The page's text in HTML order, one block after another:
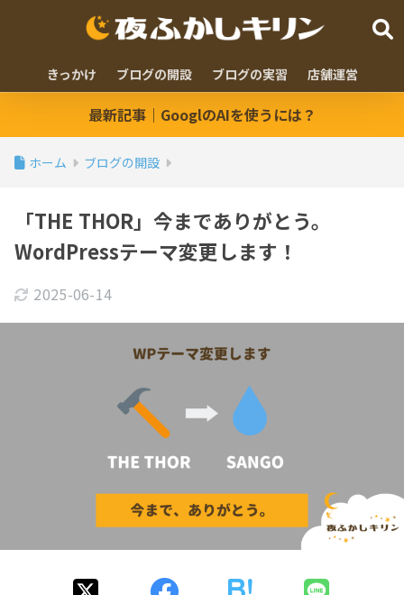
きっかけ ブログの開設 ブログの実習 店舗運営
最新記事｜GooglのAIを使うには？
ホーム ブログの開設
「THE THOR」今までありがとう。
WordPressテーマ変更します！
2025-06-14